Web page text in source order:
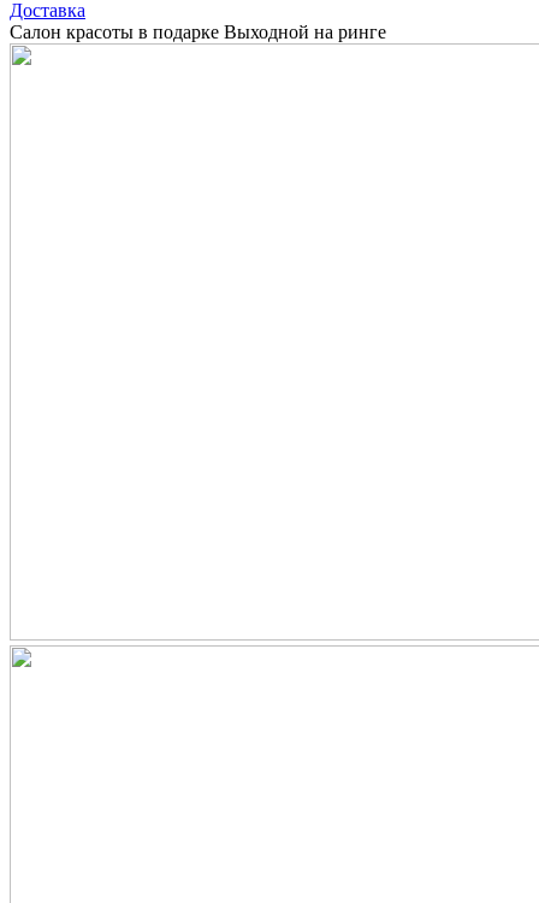
Доставка
Салон красоты в подарке Выходной на ринге